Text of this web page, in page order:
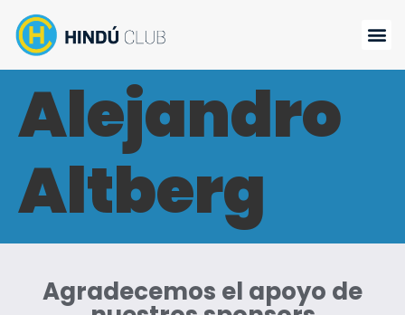
Alejandro
Altberg
Agradecemos el apoyo de